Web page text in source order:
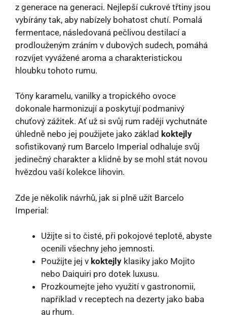
z generace na generaci. Nejlepší cukrové třtiny jsou
vybírány tak, aby nabízely bohatost chutí. Pomalá
fermentace, následovaná pečlivou destilací a
prodlouženým zráním v dubových sudech, pomáhá
rozvíjet vyvážené aroma a charakteristickou
hloubku tohoto rumu.
Tóny karamelu, vanilky a tropického ovoce
dokonale harmonizují a poskytují podmanivý
chuťový zážitek. Ať už si svůj rum raději vychutnáte
úhledně nebo jej použijete jako základ koktejly
sofistikovaný rum Barcelo Imperial odhaluje svůj
jedinečný charakter a klidně by se mohl stát novou
hvězdou vaší kolekce lihovin.
Zde je několik návrhů, jak si plně užít Barcelo
Imperial:
Užijte si to čisté, při pokojové teplotě, abyste
ocenili všechny jeho jemnosti.
Použijte jej v koktejly klasiky jako Mojito
nebo Daiquiri pro dotek luxusu.
Prozkoumejte jeho využití v gastronomii,
například v receptech na dezerty jako baba
au rhum.